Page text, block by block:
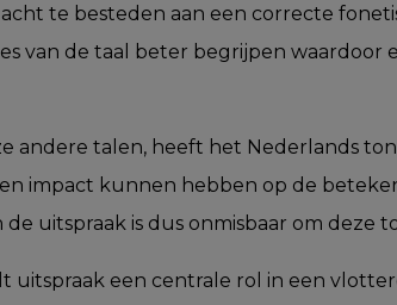
te besteden aan een correcte
van de taal beter begrijpen waardoor
andere talen, heeft het Nederlands
impact kunnen hebben op de
de uitspraak is dus onmisbaar om deze
uitspraak een centrale rol in een